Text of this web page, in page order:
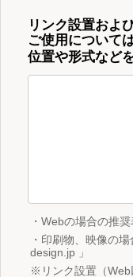
リンク設置およ
ご使用について
位置や形式など
・Webの場合の推奨
・印刷物、映像の
design.jp 」
※リンク設置（Web